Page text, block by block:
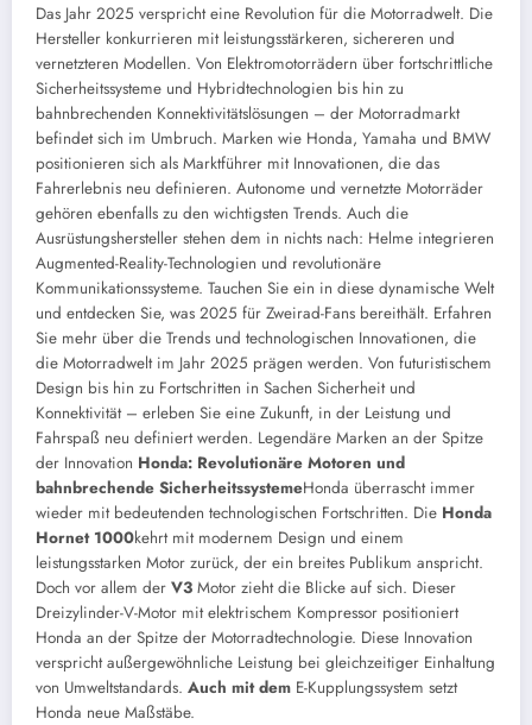
Das Jahr 2025 verspricht eine Revolution für die Motorradwelt. Die
Hersteller konkurrieren mit leistungsstärkeren, sichereren und
vernetzteren Modellen. Von Elektromotorrädern über fortschrittliche
Sicherheitssysteme und Hybridtechnologien bis hin zu
bahnbrechenden Konnektivitätslösungen – der Motorradmarkt
befindet sich im Umbruch. Marken wie Honda, Yamaha und BMW
positionieren sich als Marktführer mit Innovationen, die das
Fahrerlebnis neu definieren. Autonome und vernetzte Motorräder
gehören ebenfalls zu den wichtigsten Trends. Auch die
Ausrüstungshersteller stehen dem in nichts nach: Helme integrieren
Augmented-Reality-Technologien und revolutionäre
Kommunikationssysteme. Tauchen Sie ein in diese dynamische Welt
und entdecken Sie, was 2025 für Zweirad-Fans bereithält. Erfahren
Sie mehr über die Trends und technologischen Innovationen, die
die Motorradwelt im Jahr 2025 prägen werden. Von futuristischem
Design bis hin zu Fortschritten in Sachen Sicherheit und
Konnektivität – erleben Sie eine Zukunft, in der Leistung und
Fahrspaß neu definiert werden. Legendäre Marken an der Spitze
der Innovation Honda: Revolutionäre Motoren und
bahnbrechende SicherheitssystemeHonda überrascht immer
wieder mit bedeutenden technologischen Fortschritten. Die Honda
Hornet 1000kehrt mit modernem Design und einem
leistungsstarken Motor zurück, der ein breites Publikum anspricht.
Doch vor allem der V3 Motor zieht die Blicke auf sich. Dieser
Dreizylinder-V-Motor mit elektrischem Kompressor positioniert
Honda an der Spitze der Motorradtechnologie. Diese Innovation
verspricht außergewöhnliche Leistung bei gleichzeitiger Einhaltung
von Umweltstandards. Auch mit dem E-Kupplungssystem setzt
Honda neue Maßstäbe.